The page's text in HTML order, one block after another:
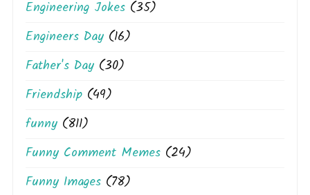
Engineering Jokes (35)
Engineers Day (16)
Father's Day (30)
Friendship (49)
funny (811)
Funny Comment Memes (24)
Funny Images (78)